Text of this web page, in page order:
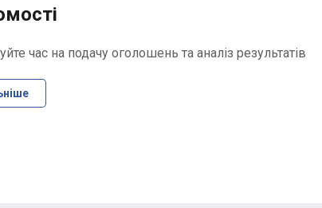
час на подачу оголошень та аналіз результатів